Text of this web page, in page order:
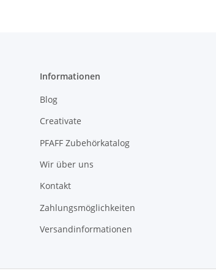
Informationen
Blog
Creativate
PFAFF Zubehörkatalog
Wir über uns
Kontakt
Zahlungsmöglichkeiten
Versandinformationen